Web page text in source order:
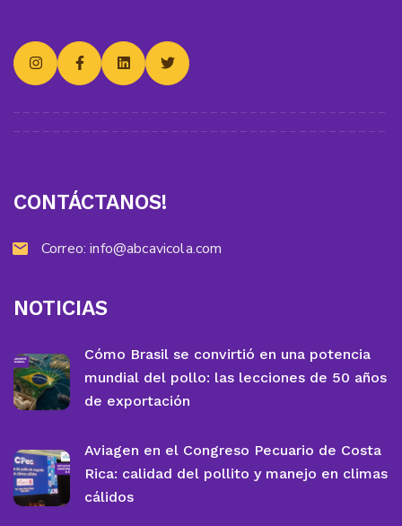
CONTÁCTANOS!
Correo:info@abcavicola.com
NOTICIAS
Cómo Brasil se convirtió en una potencia
mundial del pollo: las lecciones de 50 años
de exportación
Aviagen en el Congreso Pecuario de Costa
Rica: calidad del pollito y manejo en climas
cálidos